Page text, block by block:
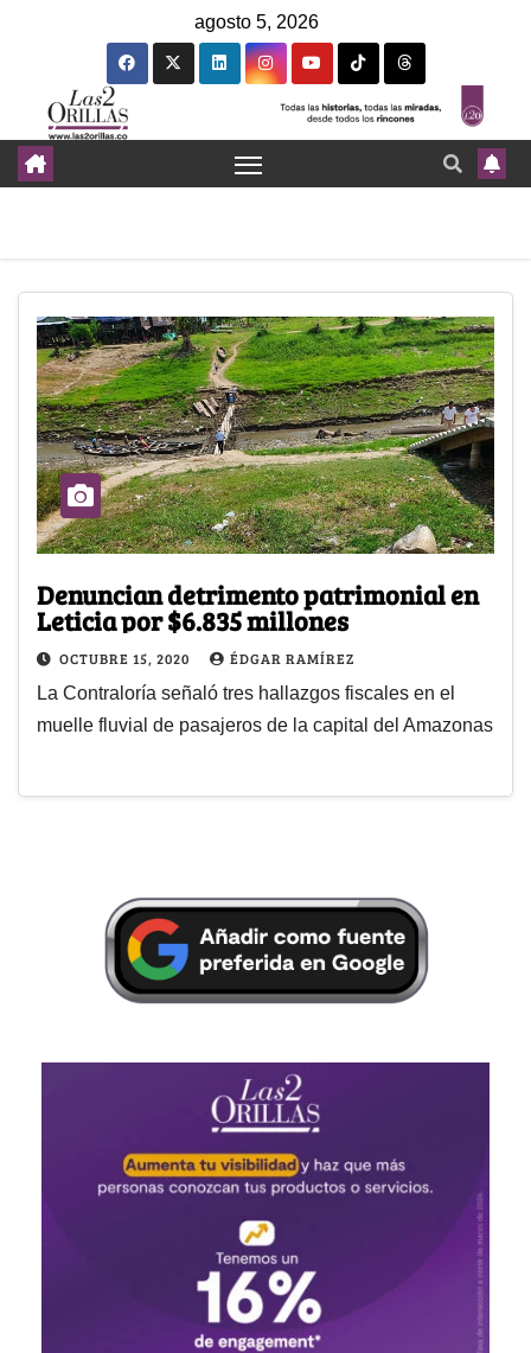
agosto 5, 2026
Denuncian detrimento patrimonial en
Leticia por $6.835 millones
OCTUBRE 15, 2020 ÉDGAR RAMÍREZ
La Contraloría señaló tres hallazgos fiscales en el
muelle fluvial de pasajeros de la capital del Amazonas